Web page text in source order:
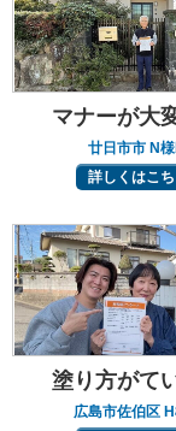
マナーが大
廿日市市 N
詳しくはこ
塗り方がて
広島市佐伯区